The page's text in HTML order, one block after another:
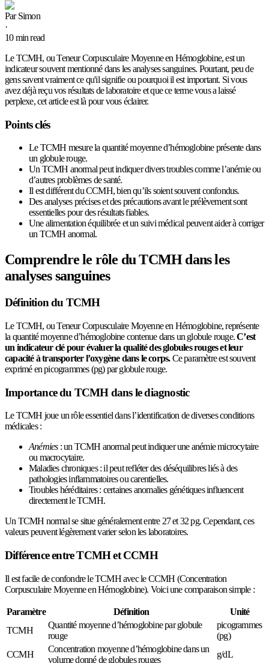
Par Simon
·
10 min read
Le TCMH, ou Teneur Corpusculaire Moyenne en Hémoglobine, est un
indicateur souvent mentionné dans les analyses sanguines. Pourtant, peu de
gens savent vraiment ce qu'il signifie ou pourquoi il est important. Si vous
avez déjà reçu vos résultats de laboratoire et que ce terme vous a laissé
perplexe, cet article est là pour vous éclairer.
Points clés
Le TCMH mesure la quantité moyenne d’hémoglobine présente dans
un globule rouge.
Un TCMH anormal peut indiquer divers troubles comme l’anémie ou
d’autres problèmes de santé.
Il est différent du CCMH, bien qu’ils soient souvent confondus.
Des analyses précises et des précautions avant le prélèvement sont
essentielles pour des résultats fiables.
Une alimentation équilibrée et un suivi médical peuvent aider à corriger
un TCMH anormal.
Comprendre le rôle du TCMH dans les
analyses sanguines
Définition du TCMH
Le TCMH, ou Teneur Corpusculaire Moyenne en Hémoglobine, représente
la quantité moyenne d’hémoglobine contenue dans un globule rouge.C’est
un indicateur clé pour évaluer la qualité des globules rouges et leur
capacité à transporter l’oxygène dans le corps.Ce paramètre est souvent
exprimé en picogrammes (pg) par globule rouge.
Importance du TCMH dans le diagnostic
Le TCMH joue un rôle essentiel dans l’identification de diverses conditions
médicales :
Anémies: un TCMH anormal peut indiquer une anémie microcytaire
ou macrocytaire.
Maladies chroniques : il peut refléter des déséquilibres liés à des
pathologies inflammatoires ou carentielles.
Troubles héréditaires : certaines anomalies génétiques influencent
directement le TCMH.
Un TCMH normal se situe généralement entre 27 et 32 pg. Cependant, ces
valeurs peuvent légèrement varier selon les laboratoires.
Différence entre TCMH et CCMH
Il est facile de confondre le TCMH avec le CCMH (Concentration
Corpusculaire Moyenne en Hémoglobine). Voici une comparaison simple :
Paramètre Définition
Unité
TCMH
Quantité moyenne d’hémoglobine par globule
rouge
picogrammes
(pg)
CCMH
Concentration moyenne d’hémoglobine dans un
volume donné de globules rouges
g/dL